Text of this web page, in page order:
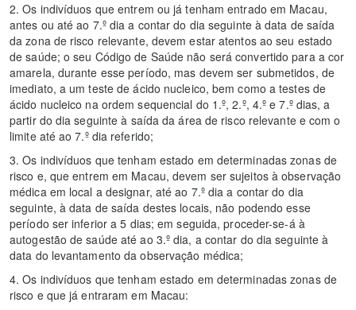
2. Os indivíduos que entrem ou já tenham entrado em Macau,
antes ou até ao 7.º dia a contar do dia seguinte à data de saída
da zona de risco relevante, devem estar atentos ao seu estado
de saúde; o seu Código de Saúde não será convertido para a cor
amarela, durante esse período, mas devem ser submetidos, de
imediato, a um teste de ácido nucleico, bem como a testes de
ácido nucleico na ordem sequencial do 1.º, 2.º, 4.º e 7.º dias, a
partir do dia seguinte à saída da área de risco relevante e com o
limite até ao 7.º dia referido;
3. Os indivíduos que tenham estado em determinadas zonas de
risco e, que entrem em Macau, devem ser sujeitos à observação
médica em local a designar, até ao 7.º dia a contar do dia
seguinte, à data de saída destes locais, não podendo esse
período ser inferior a 5 dias; em seguida, proceder-se-á à
autogestão de saúde até ao 3.º dia, a contar do dia seguinte à
data do levantamento da observação médica;
4. Os indivíduos que tenham estado em determinadas zonas de
risco e que já entraram em Macau: